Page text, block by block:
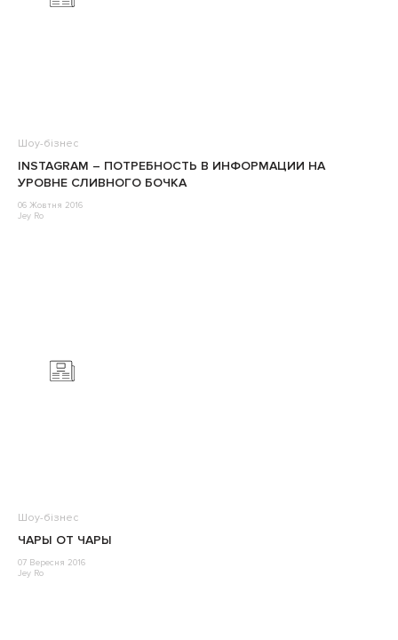
Шоу-бізнес
INSTAGRAM – ПОТРЕБНОСТЬ В ИНФОРМАЦИИ НА
УРОВНЕ СЛИВНОГО БОЧКА
06 Жовтня 2016
Jey Ro
Шоу-бізнес
ЧАРЫ ОТ ЧАРЫ
07 Вересня 2016
Jey Ro